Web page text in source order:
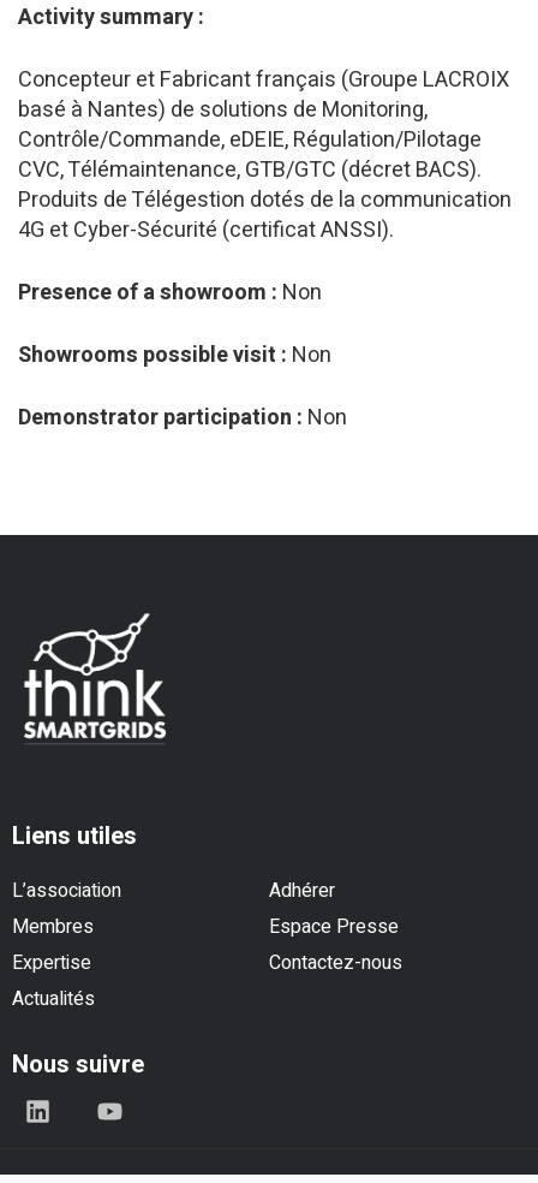
Activity summary :
Concepteur et Fabricant français (Groupe LACROIX
basé à Nantes) de solutions de Monitoring,
Contrôle/Commande, eDEIE, Régulation/Pilotage
CVC, Télémaintenance, GTB/GTC (décret BACS).
Produits de Télégestion dotés de la communication
4G et Cyber-Sécurité (certificat ANSSI).
Presence of a showroom : Non
Showrooms possible visit : Non
Demonstrator participation : Non
Liens utiles
L’association
Adhérer
Membres
Espace Presse
Expertise
Contactez-nous
Actualités
Nous suivre